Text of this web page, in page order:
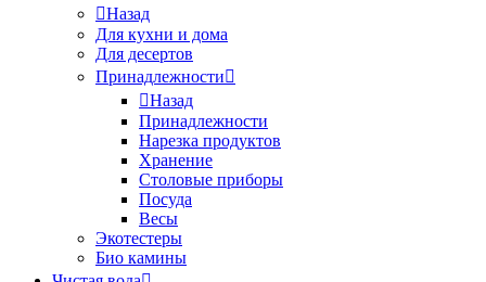
Назад
Для кухни и дома
Для десертов
Принадлежности
Назад
Принадлежности
Нарезка продуктов
Хранение
Столовые приборы
Посуда
Весы
Экотестеры
Био камины